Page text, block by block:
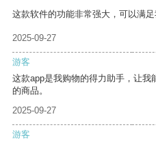
这款软件的功能非常强大，可以满足
2025-09-27
游客
这款app是我购物的得力助手，让
的商品。
2025-09-27
游客